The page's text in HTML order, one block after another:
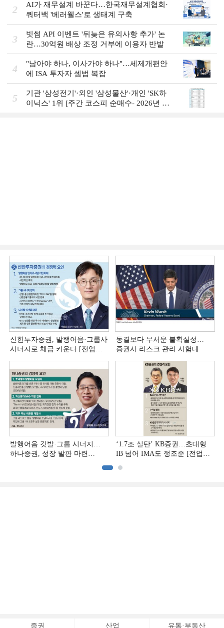
2
AI가 재무설계 바꾼다…한국재무설계협회·
쿼터백 '베러웰스'로 생태계 구축
3
빗썸 API 이벤트 '뒤늦은 유의사항 추가' 논
란…30억원 배상 조정 거부에 이용자 반발
4
"남아야 하나, 이사가야 하나"…세제개편안
에 ISA 투자자 셈법 복잡
5
기관 '삼성전기'·외인 '삼성물산'·개인 'SK하
이닉스' 1위 [주간 코스피 순매수- 2026년 8
신한투자증권, 발행어음·그룹사
시너지로 체급 키운다 [전업계
동결보다 무서운 불확실성…
증권사 리스크 관리 시험대
발행어음 깃발·그룹 시너지…
하나증권, 성장 발판 마련
‘1.7조 실탄’ KB증권…초대형
IB 넘어 IMA도 정조준 [전업계
증권 산업 유통·부동산